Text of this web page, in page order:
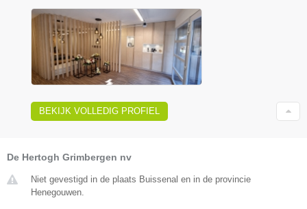
BEKIJK VOLLEDIG PROFIEL
De Hertogh Grimbergen nv
Niet gevestigd in de plaats Buissenal en in de provincie
Henegouwen.